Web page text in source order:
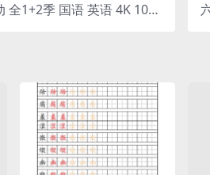
全1+2季 国语 英语 4K 1080